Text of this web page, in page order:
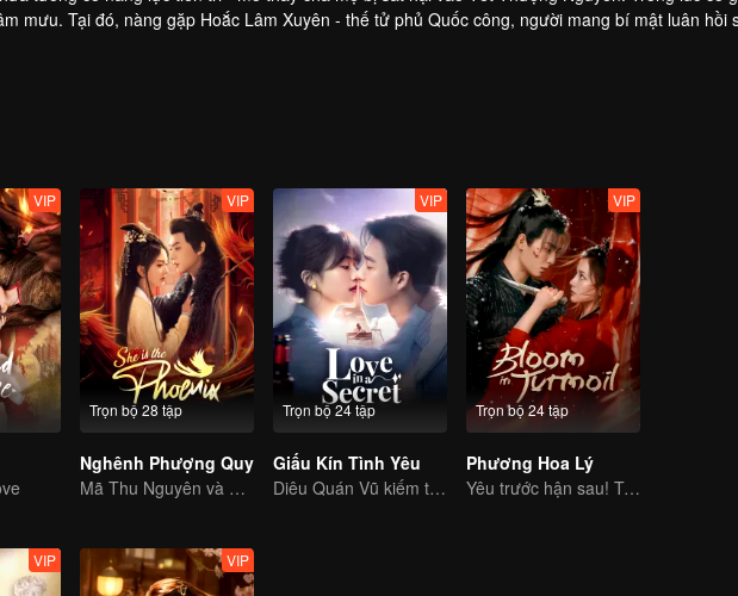
mưu. Tại đó, nàng gặp Hoắc Lâm Xuyên - thế tử phủ Quốc công, người mang bí mật luân hồi
Lâm Xuyên nhiều lần cứu Khương Nhược Ly. Từ chỗ là đồng minh, hai người dần nảy sinh
tộc, những rối ren về thân thế cùng vô số hiểu lầm, họ cùng nhau chống lại kẻ đứng sau tất
VIP
Trọn bộ 28 tập
VIP
Nghênh Phượng Quy
Mã Thu Nguyên và Hà Kiện Kỳ tái sinh lội ngược dòng
Trọn bộ 24 tập
VIP
Giấu Kín Tình Yêu
Diêu Quán Vũ kiếm tìm tình yêu giữa những giằng xé của định mệnh
Trọn bộ 24 tập
VIP
Phương Hoa Lý
Yêu trước hận sau! Tỷ muội cùng nhau báo thù
VIP VIP